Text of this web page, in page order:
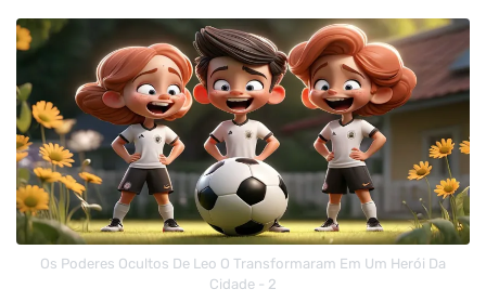
Os Poderes Ocultos De Leo O Transformaram Em Um Herói Da
Cidade - 2